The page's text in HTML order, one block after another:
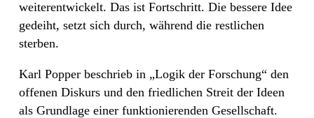
weiterentwickelt. Das ist Fortschritt. Die bessere Idee
gedeiht, setzt sich durch, während die restlichen
sterben.
Karl Popper beschrieb in „Logik der Forschung“ den
offenen Diskurs und den friedlichen Streit der Ideen
als Grundlage einer funktionierenden Gesellschaft.